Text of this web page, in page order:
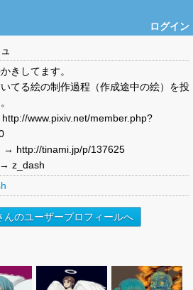
ログイン
きしてます。
てる絵の制作過程（作成途中の絵）を投
www.pixiv.net/member.php?
http://tinami.jp/p/137625
z_dash
んのユーザープロフィールへ